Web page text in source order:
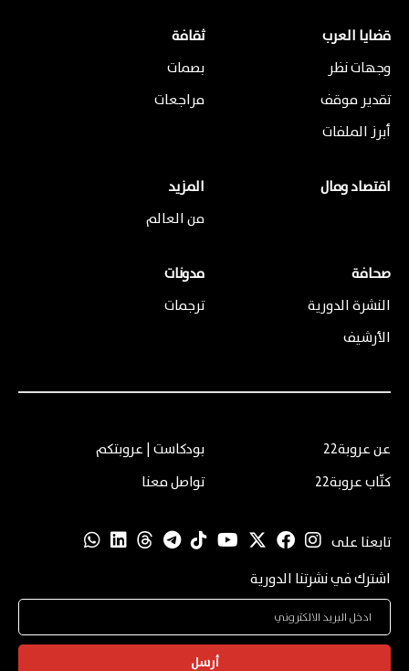
قضايا العرب
وجهات نظر
تقدير موقف
أبرز الملفات
ثقافة
بصمات
مراجعات
اقتصاد ومال
المزيد
من العالم
صحافة
النشرة الدورية
الأرشيف
مدونات
ترجمات
عن عروبة22
كتّاب عروبة22
بودكاست | عروبتكم
تواصل معنا
تابعنا على
اشترك في نشرتنا الدورية
أرسل